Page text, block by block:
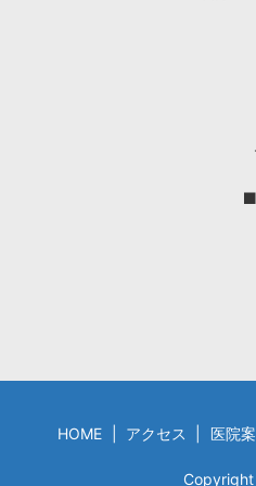
HOME アクセス 医院
Copyright